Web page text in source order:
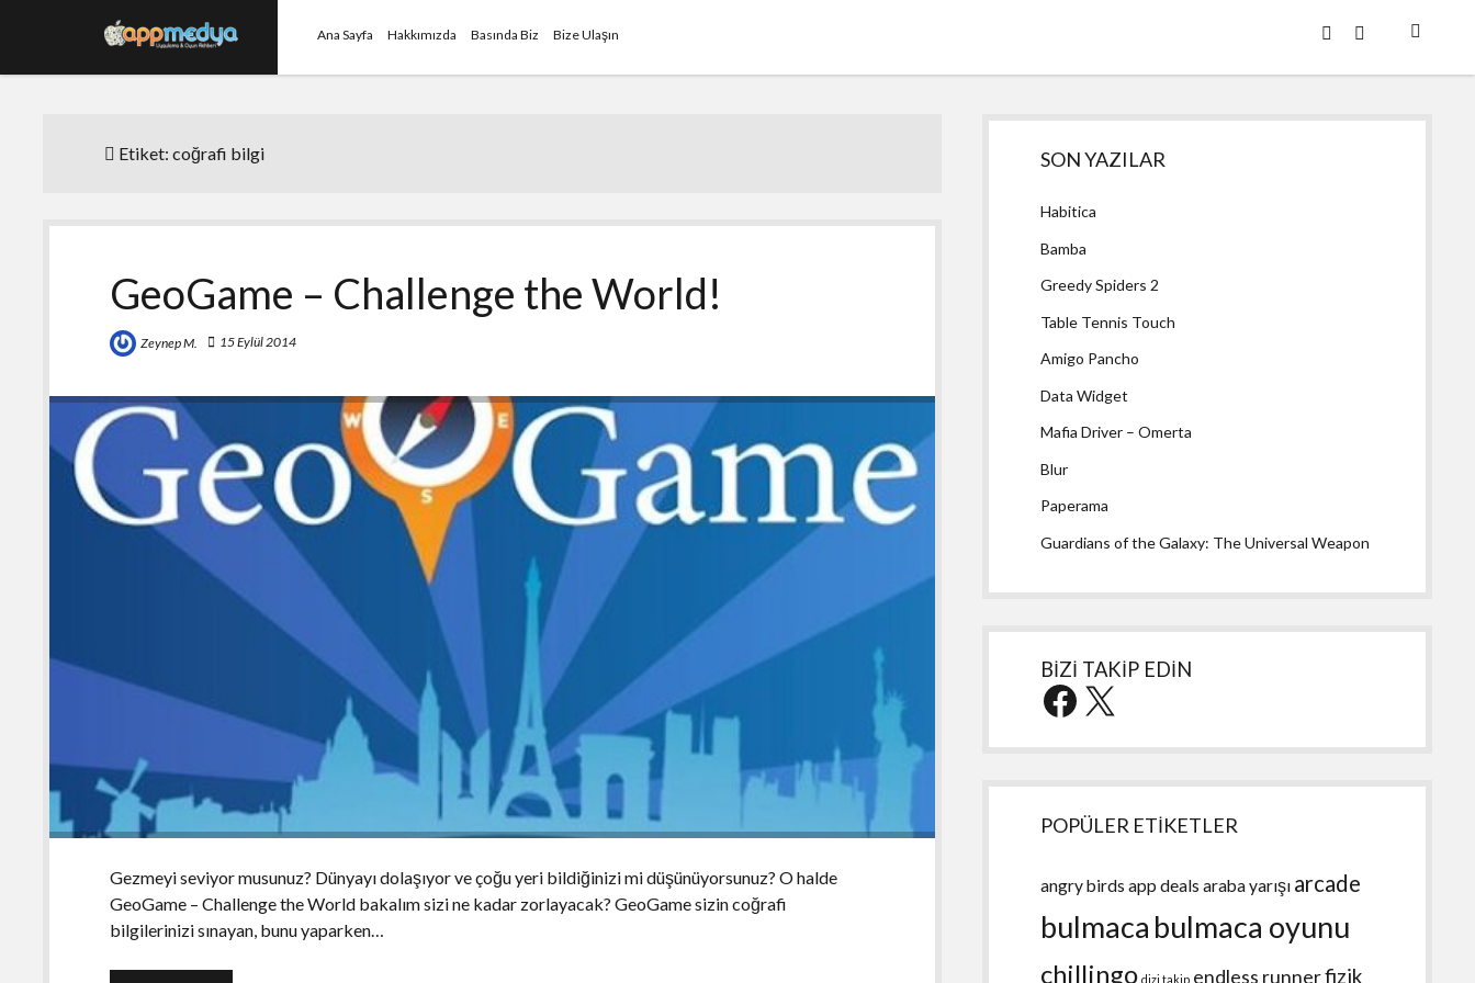
Ana Sayfa Hakkımızda Basında Biz Bize Ulaşın twitterfacebook
Etiket:coğrafi bilgi
GeoGame – Challenge the World!
Zeynep M. 15 Eylül 2014
Gezmeyi seviyor musunuz? Dünyayı dolaşıyor ve çoğu yeri bildiğinizi mi düşünüyorsunuz? O halde
GeoGame – Challenge the World bakalım sizi ne kadar zorlayacak? GeoGame sizin coğrafi
bilgilerinizi sınayan, bunu yaparken…
Yan
Menü
SON YAZILAR
Habitica
Bamba
Greedy Spiders 2
Table Tennis Touch
Amigo Pancho
Data Widget
Mafia Driver – Omerta
Blur
Paperama
Guardians of the Galaxy: The Universal Weapon
BİZİ TAKİP EDİN
Facebook
X
POPÜLER ETİKETLER
angry birds app deals araba yarışı arcade
bulmaca bulmaca oyunu
chillingo dizi takip endless runnerfizik